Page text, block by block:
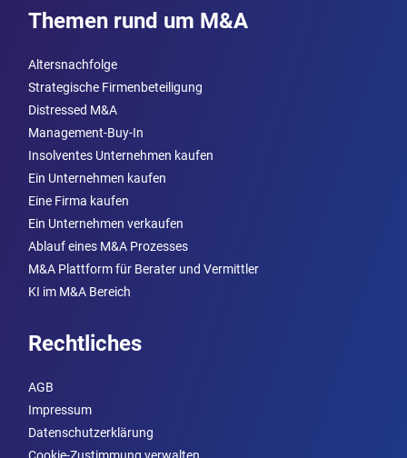
Themen rund um M&A
Altersnachfolge
Strategische Firmenbeteiligung
Distressed M&A
Management-Buy-In
Insolventes Unternehmen kaufen
Ein Unternehmen kaufen
Eine Firma kaufen
Ein Unternehmen verkaufen
Ablauf eines M&A Prozesses
M&A Plattform für Berater und Vermittler
KI im M&A Bereich
Rechtliches
AGB
Impressum
Datenschutzerklärung
Cookie-Zustimmung verwalten